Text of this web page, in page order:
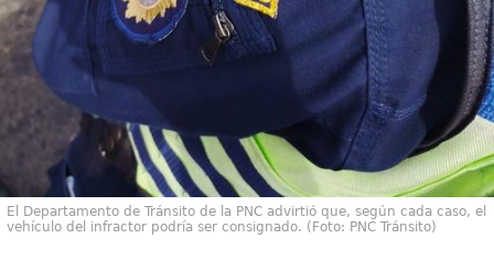
El Departamento de Tránsito de la PNC advirtió que, según cada caso, el
vehículo del infractor podría ser consignado. (Foto: PNC Tránsito)